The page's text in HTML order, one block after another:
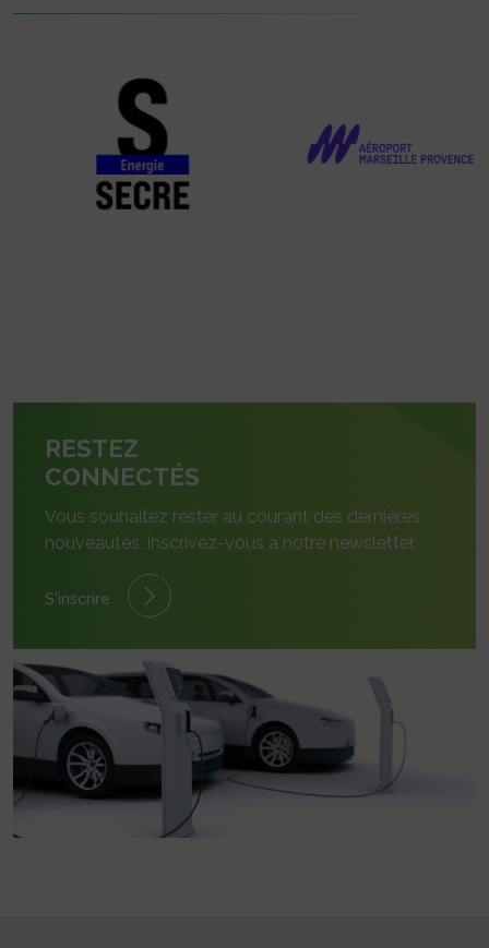
RESTEZ
CONNECTÉS
Vous souhaitez rester au courant des dernières
nouveautés, inscrivez-vous à notre newsletter.
S'inscrire